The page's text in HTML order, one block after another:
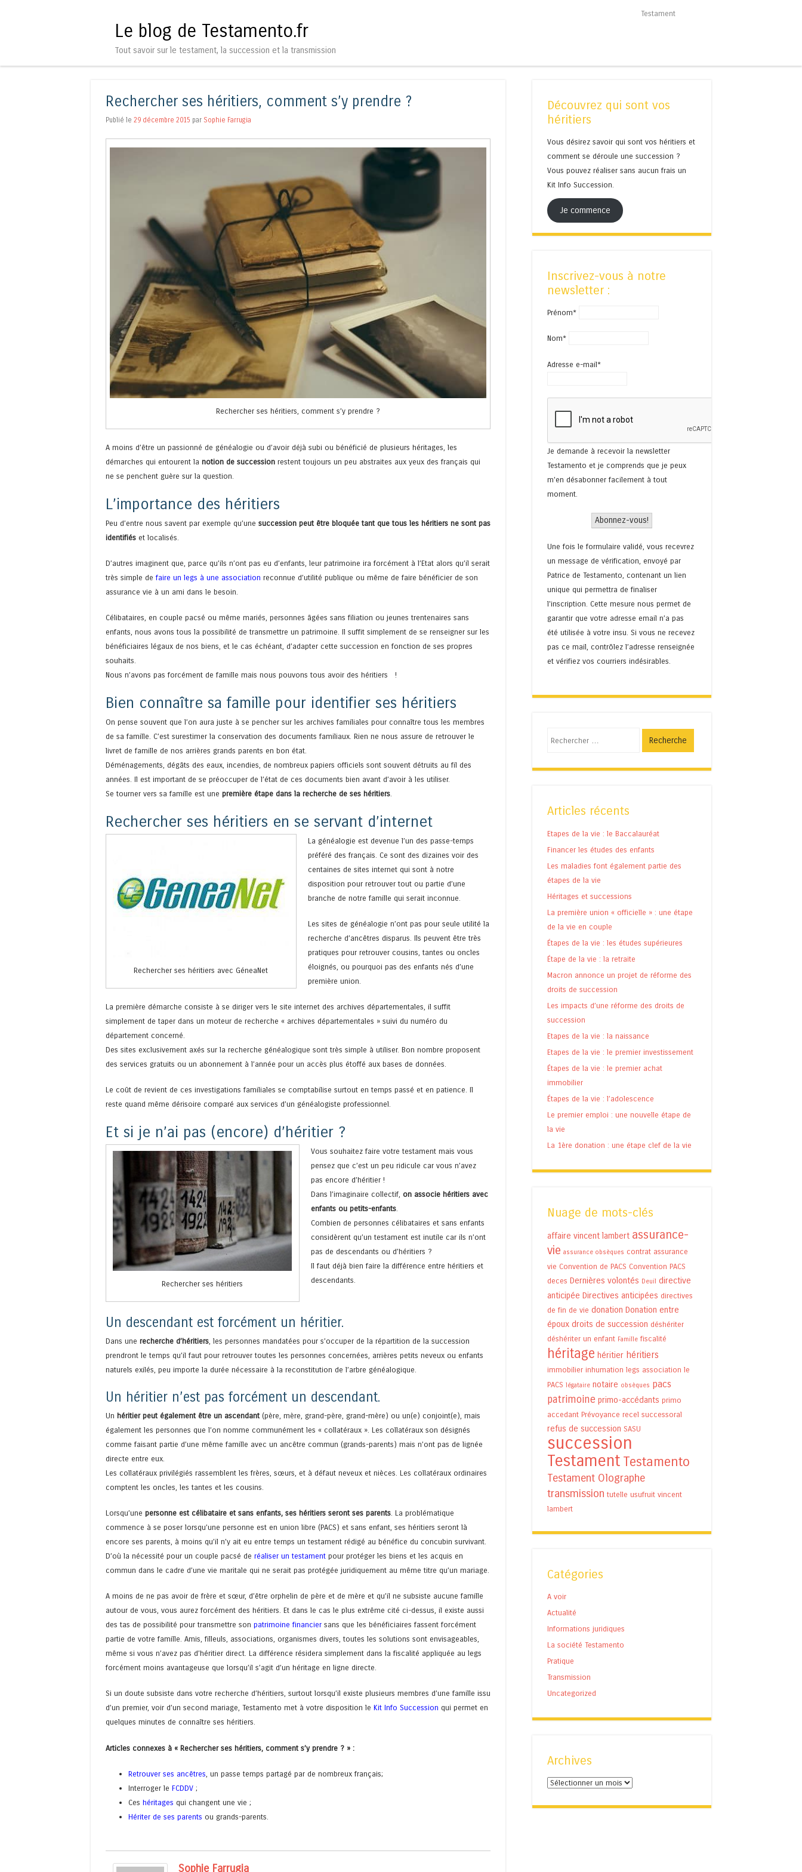
Le blog de Testamento.fr
Tout savoir sur le testament, la succession et la transmission
Testament
Rechercher ses héritiers, comment s’y prendre ?
Publié le 29 décembre 2015 par Sophie Farrugia
Rechercher ses héritiers, comment s’y prendre ?
A moins d’être un passionné de généalogie ou d’avoir déjà subi ou bénéficié de plusieurs héritages, les
démarches qui entourent la notion de succession restent toujours un peu abstraites aux yeux des français qui
ne se penchent guère sur la question.
L’importance des héritiers
Peu d’entre nous savent par exemple qu’une succession peut être bloquée tant que tous les héritiers ne sont pas
identifiés et localisés.
D’autres imaginent que, parce qu’ils n’ont pas eu d’enfants, leur patrimoine ira forcément à l’Etat alors qu’il serait
très simple defaire un legs à une association reconnue d’utilité publique ou même de faire bénéficier de son
assurance vie à un ami dans le besoin.
Célibataires, en couple pacsé ou même mariés, personnes âgées sans filiation ou jeunes trentenaires sans
enfants, nous avons tous la possibilité de transmettre un patrimoine. Il suffit simplement de se renseigner sur les
bénéficiaires légaux de nos biens, et le cas échéant, d’adapter cette succession en fonction de ses propres
souhaits.
Nous n’avons pas forcément de famille mais nous pouvons tous avoir des héritiers !
Bien connaître sa famille pour identifier ses héritiers
On pense souvent que l’on aura juste à se pencher sur les archives familiales pour connaître tous les membres
de sa famille. C’est surestimer la conservation des documents familiaux. Rien ne nous assure de retrouver le
livret de famille de nos arrières grands parents en bon état.
Déménagements, dégâts des eaux, incendies, de nombreux papiers officiels sont souvent détruits au fil des
années. Il est important de se préoccuper de l’état de ces documents bien avant d’avoir à les utiliser.
Se tourner vers sa famille est une première étape dans la recherche de ses héritiers.
Rechercher ses héritiers en se servant d’internet
Rechercher ses héritiers avec GéneaNet
La généalogie est devenue l’un des passe-temps
préféré des français. Ce sont des dizaines voir des
centaines de sites internet qui sont à notre
disposition pour retrouver tout ou partie d’une
branche de notre famille qui serait inconnue.
Les sites de généalogie n’ont pas pour seule utilité la
recherche d’ancêtres disparus. Ils peuvent être très
pratiques pour retrouver cousins, tantes ou oncles
éloignés, ou pourquoi pas des enfants nés d’une
première union.
La première démarche consiste à se diriger vers le site internet des archives départementales, il suffit
simplement de taper dans un moteur de recherche « archives départementales » suivi du numéro du
département concerné.
Des sites exclusivement axés sur la recherche généalogique sont très simple à utiliser. Bon nombre proposent
des services gratuits ou un abonnement à l’année pour un accès plus étoffé aux bases de données.
Le coût de revient de ces investigations familiales se comptabilise surtout en temps passé et en patience. Il
reste quand même dérisoire comparé aux services d’un généalogiste professionnel.
Et si je n’ai pas (encore) d’héritier ?
Rechercher ses héritiers
Vous souhaitez faire votre testament mais vous
pensez que c’est un peu ridicule car vous n’avez
pas encore d’héritier !
Dans l’imaginaire collectif, on associe héritiers avec
enfants ou petits-enfants
Combien de personnes célibataires et sans enfants
considèrent qu’un testament est inutile car ils n’ont
pas de descendants ou d’héritiers ?
Il faut déjà bien faire la différence entre héritiers et
descendants.
Un descendant est forcément un héritier.
Dans une recherche d’héritiers , les personnes mandatées pour s’occuper de la répartition de la succession
prendront le temps qu’il faut pour retrouver toutes les personnes concernées, arrières petits neveux ou enfants
naturels exilés, peu importe la durée nécessaire à la reconstitution de l’arbre généalogique.
Un héritier n’est pas forcément un descendant.
Un héritier peut également être un ascendant (père, mère, grand-père, grand-mère) ou un(e) conjoint(e), mais
également les personnes que l’on nomme communément les « collatéraux ». Les collatéraux son désignés
comme faisant partie d’une même famille avec un ancêtre commun (grands-parents) mais n’ont pas de lignée
directe entre eux.
Les collatéraux privilégiés rassemblent les frères, sœurs, et à défaut neveux et nièces. Les collatéraux ordinaires
comptent les oncles, les tantes et les cousins.
Lorsqu’une personne est célibataire et sans enfants, ses héritiers seront ses parents . La problématique
commence à se poser lorsqu’une personne est en union libre (PACS) et sans enfant, ses héritiers seront là
encore ses parents, à moins qu’il n’y ait eu entre temps un testament rédigé au bénéfice du concubin survivant.
D’où la nécessité pour un couple pacsé de réaliser un testament pour protéger les biens et les acquis en
commun dans le cadre d’une vie maritale qui ne serait pas protégée juridiquement au même titre qu’un mariage.
A moins de ne pas avoir de frère et sœur, d’être orphelin de père et de mère et qu’il ne subsiste aucune famille
autour de vous, vous aurez forcément des héritiers. Et dans le cas le plus extrême cité ci-dessus, il existe aussi
des tas de possibilité pour transmettre son patrimoine financier sans que les bénéficiaires fassent forcément
partie de votre famille. Amis, filleuls, associations, organismes divers, toutes les solutions sont envisageables,
même si vous n’avez pas d’héritier direct. La différence résidera simplement dans la fiscalité appliquée au legs
forcément moins avantageuse que lorsqu’il s’agit d’un héritage en ligne directe.
Si un doute subsiste dans votre recherche d’héritiers, surtout lorsqu’il existe plusieurs membres d’une famille issu
d’un premier, voir d’un second mariage, Testamento met à votre disposition le Kit Info Succession qui permet en
quelques minutes de connaître ses héritiers.
Articles connexes à « Rechercher ses héritiers, comment s’y prendre ? » :
Retrouver ses ancêtres , un passe temps partagé par de nombreux français;
Interroger leFCDDV ;
Ceshéritages qui changent une vie ;
Hériter de ses parents ou grands-parents.
Sophie Farrugia
Découvrez qui sont vos
héritiers
Vous désirez savoir qui sont vos héritiers et
comment se déroule une succession ?
Vous pouvez réaliser sans aucun frais un
Kit Info Succession.
Je commence
Inscrivez-vous à notre
newsletter :
Prénom*
Nom*
Adresse e-mail*
Je demande à recevoir la newsletter
Testamento et je comprends que je peux
m'en désabonner facilement à tout
moment.
Une fois le formulaire validé, vous recevrez
un message de vérification, envoyé par
Patrice de Testamento, contenant un lien
unique qui permettra de finaliser
l'inscription. Cette mesure nous permet de
garantir que votre adresse email n’a pas
été utilisée à votre insu. Si vous ne recevez
pas ce mail, contrôlez l’adresse renseignée
et vérifiez vos courriers indésirables.
Articles récents
Etapes de la vie : le Baccalauréat
Financer les études des enfants
Les maladies font également partie des
étapes de la vie
Héritages et successions
La première union « officielle » : une étape
de la vie en couple
Étapes de la vie : les études supérieures
Étape de la vie : la retraite
Macron annonce un projet de réforme des
droits de succession
Les impacts d’une réforme des droits de
succession
Etapes de la vie : la naissance
Etapes de la vie : le premier investissement
Étapes de la vie : le premier achat
immobilier
Étapes de la vie : l’adolescence
Le premier emploi : une nouvelle étape de
la vie
La 1ère donation : une étape clef de la vie
Nuage de mots-clés
affaire vincent lambert assurance-
vie assurance obsèques contrat assurance
vie Convention de PACS Convention PACS
deces Dernières volontés Deuil directive
anticipée Directives anticipées directives
de fin de vie donation Donation entre
époux droits de succession déshériter
déshériter un enfant Famille fiscalité
héritage héritier héritiers
immobilier inhumation legs association le
PACS légataire notaire obsèques pacs
patrimoine primo-accédants primo
accedant Prévoyance recel successoral
refus de succession SASU
succession
Testament Testamento
Testament Olographe
transmission tutelle usufruit vincent
lambert
Catégories
A voir
Actualité
Informations juridiques
La société Testamento
Pratique
Transmission
Uncategorized
Archives
Archives